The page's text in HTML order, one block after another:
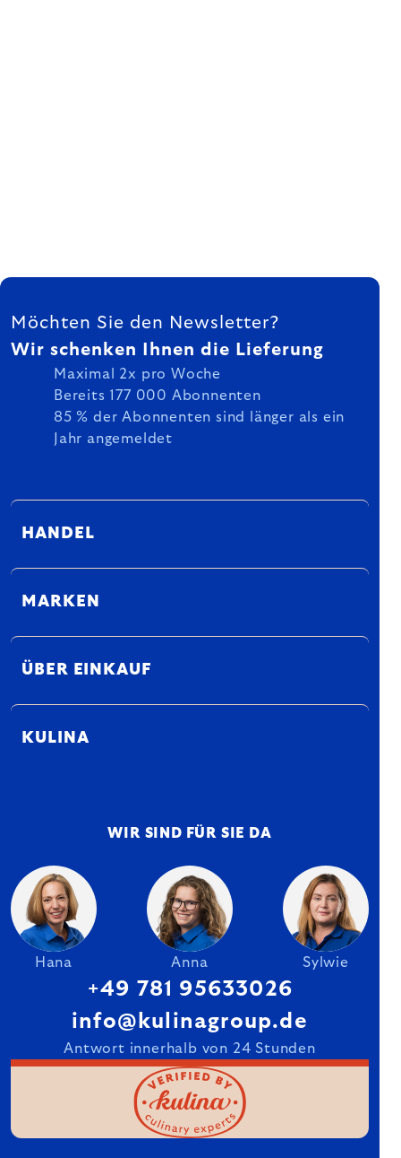
FUSSZEILE
Möchten Sie den Newsletter?
Wir schenken Ihnen die Lieferung
Maximal 2x pro Woche
Bereits 177 000 Abonnenten
85 % der Abonnenten sind länger als ein
Jahr angemeldet
HANDEL
MARKEN
ÜBER EINKAUF
KULINA
WIR SIND FÜR SIE DA
Hana Anna Sylwie
+49 781 95633026
info@kulinagroup.de
Antwort innerhalb von 24 Stunden